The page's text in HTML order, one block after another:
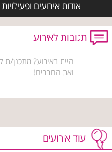
אודות אירועים
תגובות לאירוע
היית באירוע? מתכנן/ת
ואת החברים!
עוד אירועים